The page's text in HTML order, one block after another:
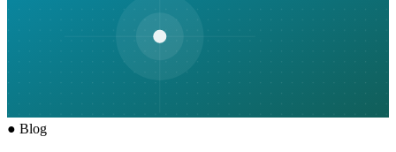
● Blog